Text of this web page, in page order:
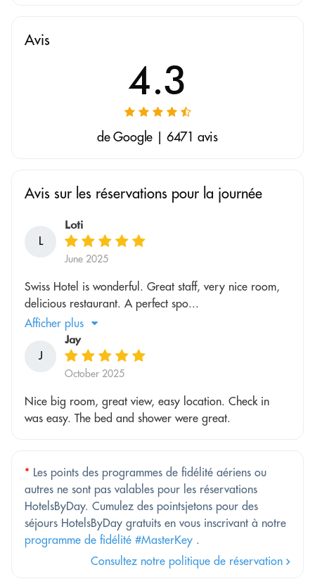
Avis
4.3
de Google | 6471 avis
Avis sur les réservations pour la journée
L
Loti
June 2025
Swiss Hotel is wonderful. Great staff, very nice room,
delicious restaurant. A perfect spo...
Afficher plus
J
Jay
October 2025
Nice big room, great view, easy location. Check in
was easy. The bed and shower were great.
* Les points des programmes de fidélité aériens ou
autres ne sont pas valables pour les réservations
HotelsByDay. Cumulez des pointsjetons pour des
séjours HotelsByDay gratuits en vous inscrivant à notre
programme de fidélité #MasterKey .
Consultez notre politique de réservation